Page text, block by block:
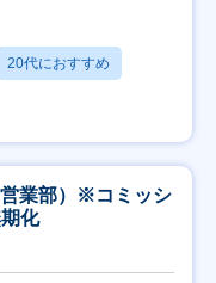
20代におすすめ
業部）※コミッシ
化